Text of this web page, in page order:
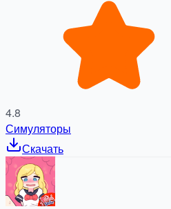
4.8
Симуляторы
Скачать